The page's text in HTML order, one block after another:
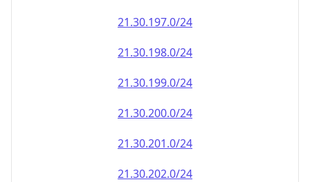
21.30.197.0/24
21.30.198.0/24
21.30.199.0/24
21.30.200.0/24
21.30.201.0/24
21.30.202.0/24